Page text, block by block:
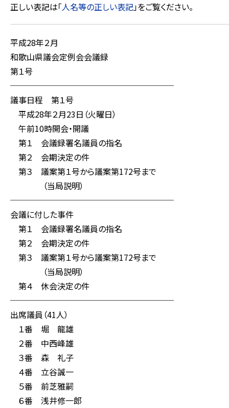
正しい表記は「人名等の正しい表記」をご覧ください。
平成28年２月
和歌山県議会定例会会議録
第１号
────────────────────
議事日程 第１号
平成28年２月23日（火曜日）
午前10時開会・開議
第１ 会議録署名議員の指名
第２ 会期決定の件
第３ 議案第１号から議案第172号まで
（当局説明）
────────────────────
会議に付した事件
第１ 会議録署名議員の指名
第２ 会期決定の件
第３ 議案第１号から議案第172号まで
（当局説明）
第４ 休会決定の件
────────────────────
出席議員（41人）
１番 堀 龍雄
２番 中西峰雄
３番 森 礼子
４番 立谷誠一
５番 前芝雅嗣
６番 浅井修一郎